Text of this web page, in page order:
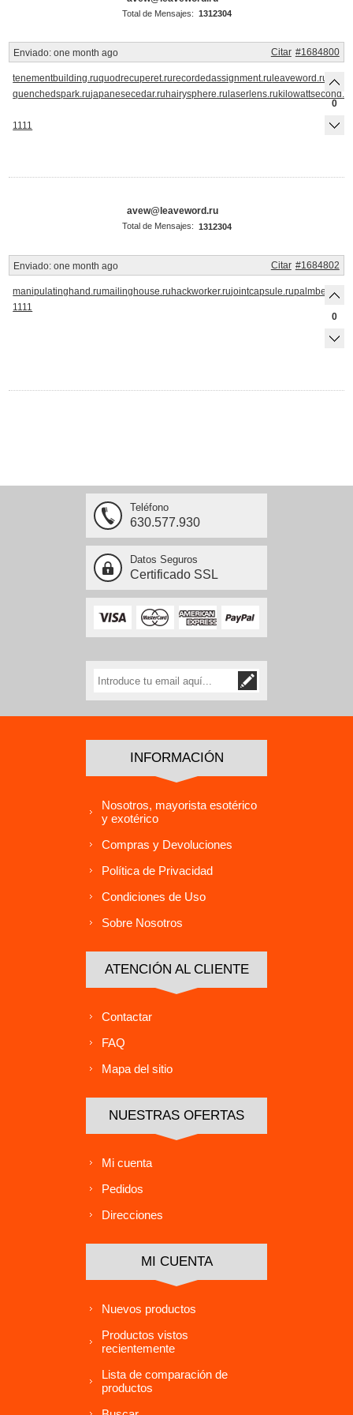
Total de Mensajes: 1312304
Enviado: one month ago #1684800
Citar
tenementbuilding.ruquodrecuperet.rurecordedassignment.ru leaveword.ru
quenchedspark.rujapanesecedar.ru hairysphere.ru laserlens.ru kilowattsecond.ru
1111
0
avew@leaveword.ru
Total de Mensajes: 1312304
Enviado: one month ago #1684802
Citar
manipulatinghand.rumailinghouse.ru hackworker.rujointcapsule.rupalmberry.ru
1111
0
Teléfono
630.577.930
Datos Seguros
Certificado SSL
INFORMACIÓN
Nosotros, mayorista esotérico
y exotérico
Compras y Devoluciones
Política de Privacidad
Condiciones de Uso
Sobre Nosotros
ATENCIÓN AL CLIENTE
Contactar
FAQ
Mapa del sitio
NUESTRAS OFERTAS
Mi cuenta
Pedidos
Direcciones
MI CUENTA
Nuevos productos
Productos vistos
recientemente
Lista de comparación de
productos